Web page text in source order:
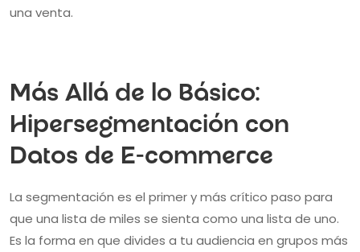
una venta.
Más Allá de lo Básico:
Hipersegmentación con
Datos de E-commerce
La segmentación es el primer y más crítico paso para
que una lista de miles se sienta como una lista de uno.
Es la forma en que divides a tu audiencia en grupos más